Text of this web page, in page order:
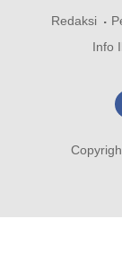
Redaksi
Info